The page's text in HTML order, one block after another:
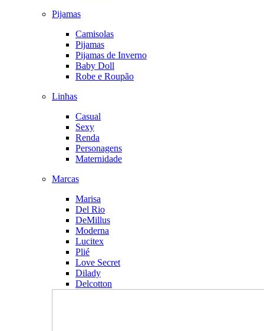
Pijamas
Camisolas
Pijamas
Pijamas de Inverno
Baby Doll
Robe e Roupão
Linhas
Casual
Sexy
Renda
Personagens
Maternidade
Marcas
Marisa
Del Rio
DeMillus
Moderna
Lucitex
Plié
Love Secret
Dilady
Delcotton